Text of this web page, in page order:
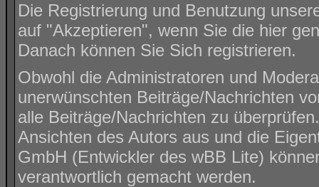
Die Registrierung und Benutzung
auf "Akzeptieren", wenn Sie die hier
Danach können Sie Sich registrieren.
Obwohl die Administratoren und
unerwünschten Beiträge/Nachrichten
alle Beiträge/Nachrichten zu
Ansichten des Autors aus und die
GmbH (Entwickler des wBB Lite)
verantwortlich gemacht werden.